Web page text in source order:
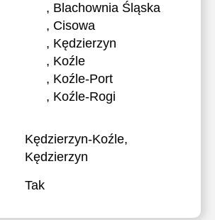
, Blachownia Śląska
, Cisowa
, Kędzierzyn
, Koźle
, Koźle-Port
, Koźle-Rogi
Kędzierzyn-Koźle,
Kędzierzyn
Tak